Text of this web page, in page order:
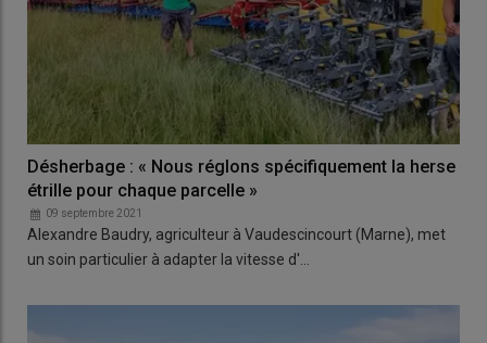
Désherbage : « Nous réglons spécifiquement la herse
étrille pour chaque parcelle »
09 septembre 2021
Alexandre Baudry, agriculteur à Vaudescincourt (Marne), met
un soin particulier à adapter la vitesse d'…